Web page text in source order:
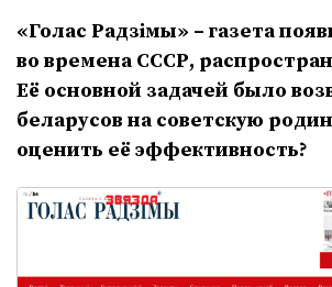
«Голас Радзімы» – газета
во времена СССР,
Её основной задачей было
беларусов на советскую
оценить её эффективность?